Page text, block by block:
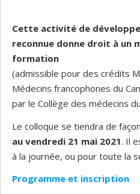
Cette activité de
reconnue donne droit à un
formation
(admissible pour des crédits
Médecins francophones du
par le Collège des médecins
Le colloque se tiendra de
au vendredi 21 mai 2021. Il
à la journée, ou pour toute la
Programme et inscription